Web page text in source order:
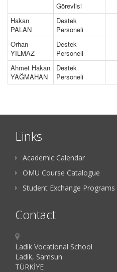
Görevlisi
Hakan
PALAN
Destek
Personeli
Orhan
YILMAZ
Destek
Personeli
Ahmet Hakan
YAĞMAHAN
Destek
Personeli
Links
Academic Calendar
OMU Course Catalogue
Student Exchange Programs
Contact
Ladik Vocational School
Ladik, Samsun
TÜRKİYE